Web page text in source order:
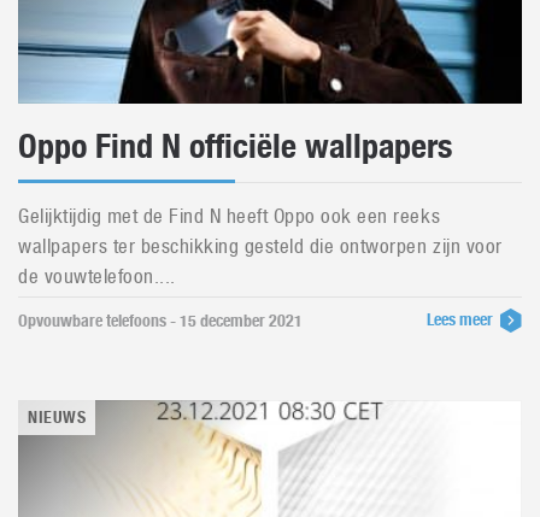
Oppo Find N officiële wallpapers
Gelijktijdig met de Find N heeft Oppo ook een reeks
wallpapers ter beschikking gesteld die ontworpen zijn voor
de vouwtelefoon....
Opvouwbare telefoons - 15 december 2021 Lees meer
NIEUWS